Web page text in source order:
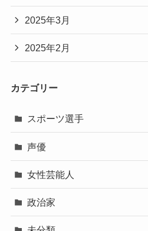
2025年3月
2025年2月
カテゴリー
スポーツ選手
声優
女性芸能人
政治家